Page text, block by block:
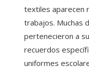
textiles aparecen
trabajos. Muchas
pertenecieron a
recuerdos
uniformes